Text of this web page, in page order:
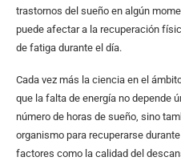
trastornos del sueño en algún
puede afectar a la recuperación
de fatiga durante el día.
Cada vez más la ciencia en el
que la falta de energía no depende
número de horas de sueño, sino
organismo para recuperarse
factores como la calidad del